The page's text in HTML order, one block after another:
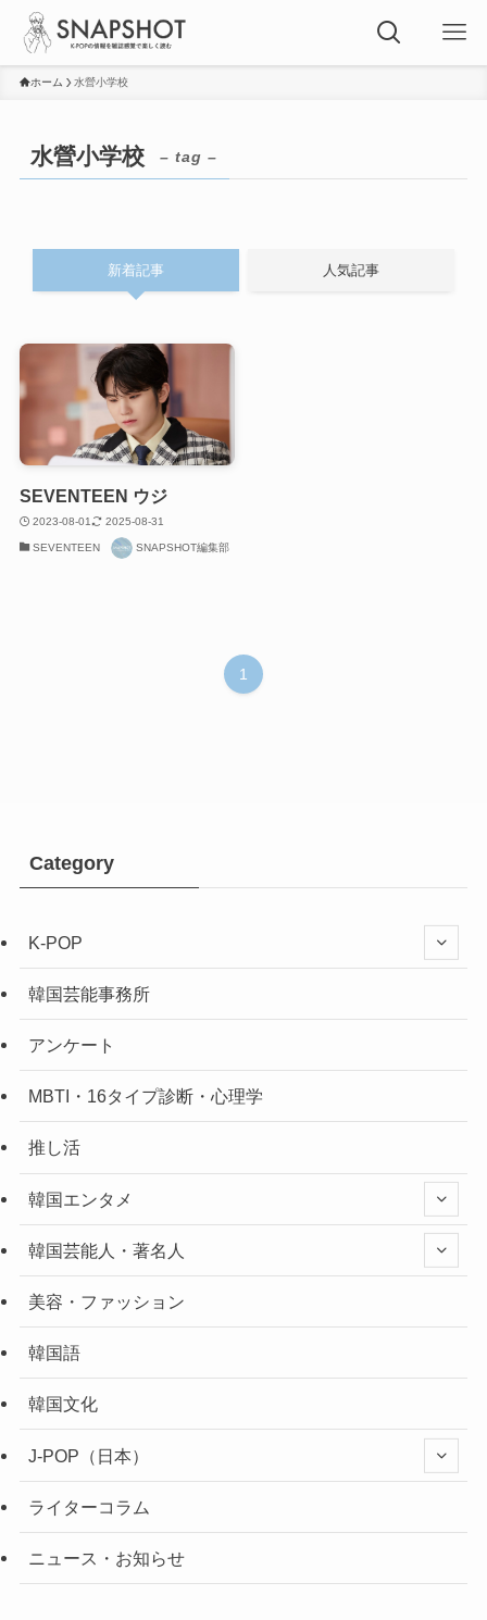
ホーム 水營小学校
水營小学校 – tag –
新着記事 人気記事
SEVENTEEN ウジ
2023-08-01 2025-08-31
SEVENTEEN SNAPSHOT編集部
1
Category
K-POP
韓国芸能事務所
アンケート
MBTI・16タイプ診断・心理学
推し活
韓国エンタメ
韓国芸能人・著名人
美容・ファッション
韓国語
韓国文化
J-POP（日本）
ライターコラム
ニュース・お知らせ